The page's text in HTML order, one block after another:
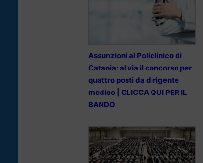
Assunzioni al Policlinico di
Catania: al via il concorso per
quattro posti da dirigente
medico | CLICCA QUI PER IL
BANDO